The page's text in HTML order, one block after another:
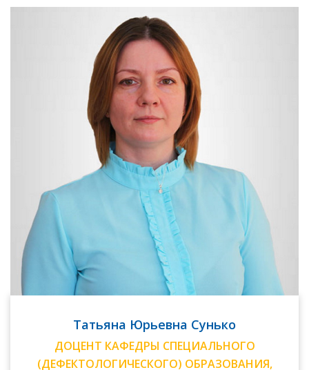
Татьяна Юрьевна Сунько
ДОЦЕНТ КАФЕДРЫ СПЕЦИАЛЬНОГО
(ДЕФЕКТОЛОГИЧЕСКОГО) ОБРАЗОВАНИЯ,